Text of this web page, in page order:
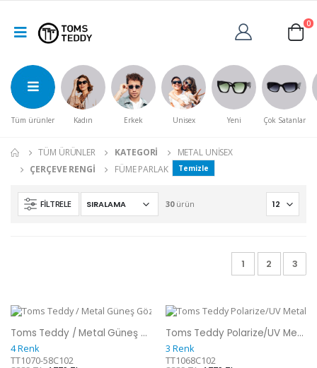
0
Tüm ürünler Kadın Erkek Unisex Yeni Çok Satanlar
TÜM ÜRÜNLER KATEGORI
METAL UNISEX
ÇERÇEVE RENGI
FÜME PARLAK Temizle
FILTRELE 30ürün
1 2 3
Toms Teddy / Metal Güneş Gözlüğü
4 Renk
TT1070-58C102
Toms Teddy Polarize/UV Metal Güneş Gözlüğü
3 Renk
TT1068C102